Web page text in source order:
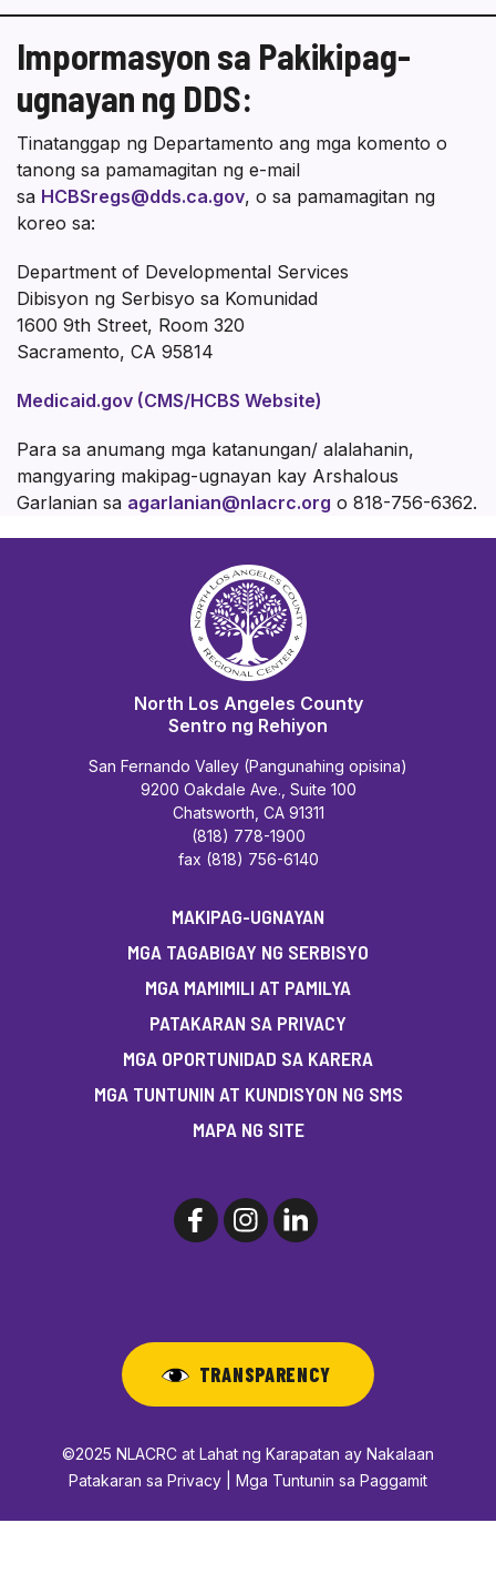
Impormasyon sa Pakikipag-
ugnayan ng DDS:
Tinatanggap ng Departamento ang mga komento o
tanong sa pamamagitan ng e-mail
sa HCBSregs@dds.ca.gov, o sa pamamagitan ng
koreo sa:
Department of Developmental Services
Dibisyon ng Serbisyo sa Komunidad
1600 9th Street, Room 320
Sacramento, CA 95814
Medicaid.gov (CMS/HCBS Website)
Para sa anumang mga katanungan/ alalahanin,
mangyaring makipag-ugnayan kay Arshalous
Garlanian sa agarlanian@nlacrc.org o 818-756-6362.
North Los Angeles County
Sentro ng Rehiyon
San Fernando Valley (Pangunahing opisina)
9200 Oakdale Ave., Suite 100
Chatsworth, CA 91311
(818) 778-1900
fax (818) 756-6140
MAKIPAG-UGNAYAN
MGA TAGABIGAY NG SERBISYO
MGA MAMIMILI AT PAMILYA
PATAKARAN SA PRIVACY
MGA OPORTUNIDAD SA KARERA
MGA TUNTUNIN AT KUNDISYON NG SMS
MAPA NG SITE
TRANSPARENCY
©2025 NLACRC at Lahat ng Karapatan ay Nakalaan
Patakaran sa Privacy | Mga Tuntunin sa Paggamit